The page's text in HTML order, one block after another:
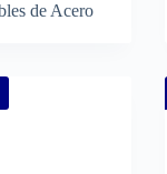
de Acero